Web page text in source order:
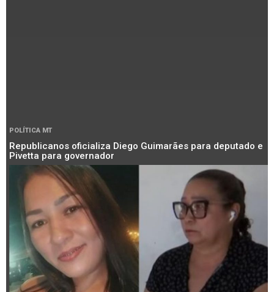
POLÍTICA MT
Republicanos oficializa Diego Guimarães para deputado e
Pivetta para governador